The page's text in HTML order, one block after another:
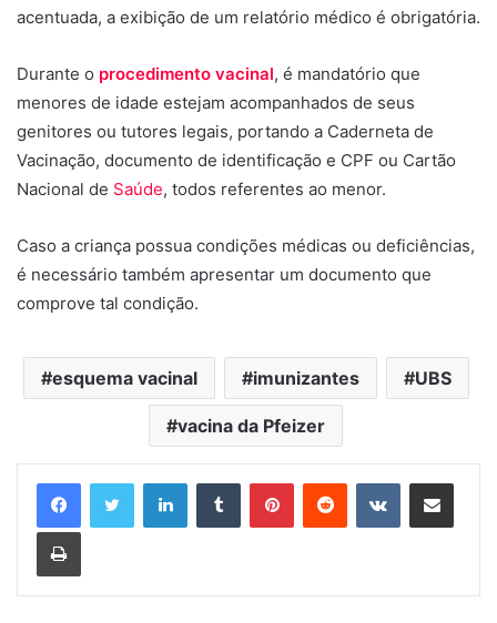
acentuada, a exibição de um relatório médico é obrigatória.
Durante o procedimento vacinal, é mandatório que
menores de idade estejam acompanhados de seus
genitores ou tutores legais, portando a Caderneta de
Vacinação, documento de identificação e CPF ou Cartão
Nacional de Saúde, todos referentes ao menor.
Caso a criança possua condições médicas ou deficiências,
é necessário também apresentar um documento que
comprove tal condição.
esquema vacinal imunizantes UBS
vacina da Pfeizer
LinkedinTumblr PinterestReddit VK Compartilhar via e-mail
Imprimir